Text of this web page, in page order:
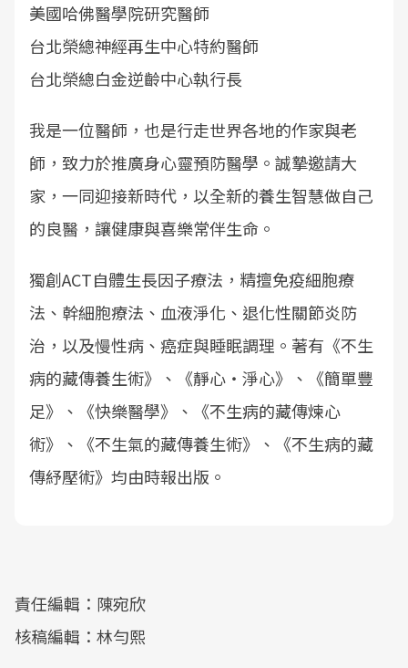
美國哈佛醫學院研究醫師
台北榮總神經再生中心特約醫師
台北榮總白金逆齡中心執行長
我是一位醫師，也是行走世界各地的作家與老
師，致力於推廣身心靈預防醫學。誠摯邀請大
家，一同迎接新時代，以全新的養生智慧做自己
的良醫，讓健康與喜樂常伴生命。
獨創ACT自體生長因子療法，精擅免疫細胞療
法、幹細胞療法、血液淨化、退化性關節炎防
治，以及慢性病、癌症與睡眠調理。著有《不生
病的藏傳養生術》、《靜心・淨心》、《簡單豐
足》、《快樂醫學》、《不生病的藏傳煉心
術》、《不生氣的藏傳養生術》、《不生病的藏
傳紓壓術》均由時報出版。
責任編輯：陳宛欣
核稿編輯：林勻熙